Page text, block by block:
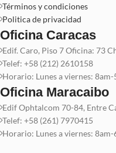
Términos y condiciones
Politica de privacidad
Oficina Caracas
Edif. Caro, Piso 7 Oficina: 73
Telef: +58 (212) 2610158
Horario: Lunes a viernes: 8am-
Oficina Maracaibo
Edif Ophtalcom 70-84, Entre
Telef: +58 (261) 7970415
Horario: Lunes a viernes: 8am-